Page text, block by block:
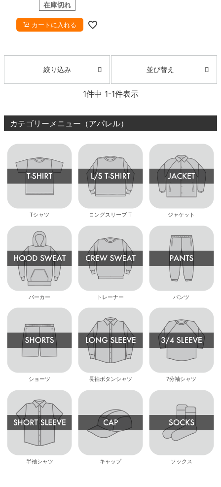
在庫切れ
カートに入れる
絞り込み 並び替え
1件中 1-1件表示
カテゴリーメニュー（アパレル）
Tシャツ ロングスリーブ T ジャケット
パーカー トレーナー パンツ
ショーツ 長袖ボタンシャツ 7分袖シャツ
半袖シャツ キャップ ソックス
8.3inch
8.7inch
8.8inch
8.9inch
9.0inch以上
シェイプデッキ
高性能デッキ
8.4inch
8.8inch
8.9inch
9.0inch以上
63mm
72mm
75mm
110mm
練習用アイテム（初心者におすすめ）
メディア（雑誌・DVD・CD）
27cm
29cm
29.5cm
30cm
キャップ
アンダーウエア